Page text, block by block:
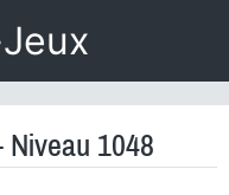
Niveau 1048